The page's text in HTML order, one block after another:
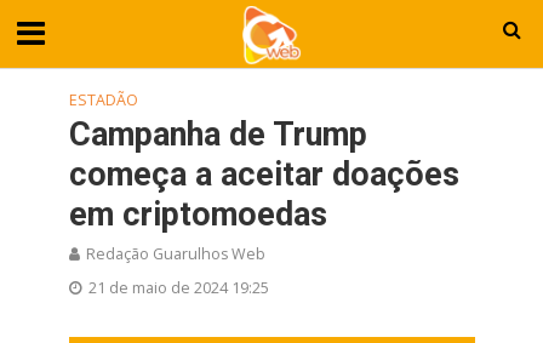
ESTADÃO
Campanha de Trump
começa a aceitar doações
em criptomoedas
Redação Guarulhos Web
21 de maio de 2024 19:25